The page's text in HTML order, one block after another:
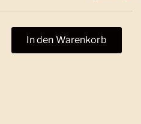
In den Warenkorb